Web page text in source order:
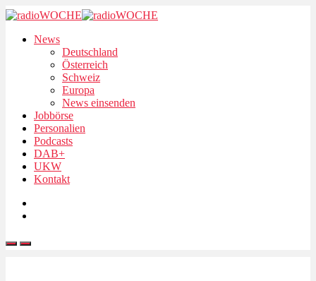
News
Deutschland
Österreich
Schweiz
Europa
News einsenden
Jobbörse
Personalien
Podcasts
DAB+
UKW
Kontakt